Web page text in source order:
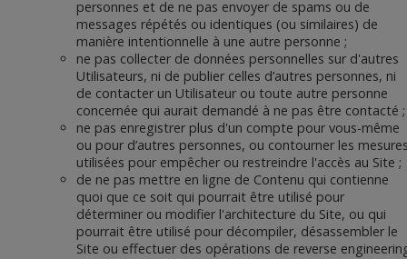
personnes et de ne pas envoyer de spams ou de
messages répétés ou identiques (ou similaires) de
manière intentionnelle à une autre personne ;
ne pas collecter de données personnelles sur d'autres
Utilisateurs, ni de publier celles d’autres personnes, ni
de contacter un Utilisateur ou toute autre personne
concernée qui aurait demandé à ne pas être contacté ;
ne pas enregistrer plus d'un compte pour vous-même
ou pour d’autres personnes, ou contourner les
utilisées pour empêcher ou restreindre l'accès au Site ;
de ne pas mettre en ligne de Contenu qui contienne
quoi que ce soit qui pourrait être utilisé pour
déterminer ou modifier l'architecture du Site, ou qui
pourrait être utilisé pour décompiler, désassembler le
Site ou effectuer des opérations de reverse